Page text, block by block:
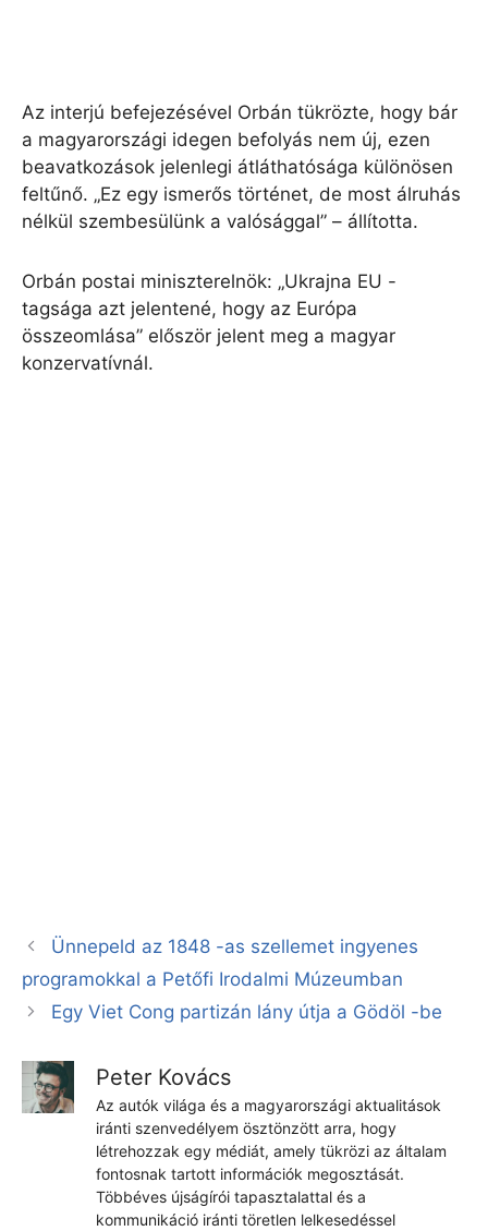
Az interjú befejezésével Orbán tükrözte, hogy bár
a magyarországi idegen befolyás nem új, ezen
beavatkozások jelenlegi átláthatósága különösen
feltűnő. „Ez egy ismerős történet, de most álruhás
nélkül szembesülünk a valósággal” – állította.
Orbán postai miniszterelnök: „Ukrajna EU -
tagsága azt jelentené, hogy az Európa
összeomlása” először jelent meg a magyar
konzervatívnál.
Ünnepeld az 1848 -as szellemet ingyenes
programokkal a Petőfi Irodalmi Múzeumban
Egy Viet Cong partizán lány útja a Gödöl -be
Peter Kovács
Az autók világa és a magyarországi aktualitások
iránti szenvedélyem ösztönzött arra, hogy
létrehozzak egy médiát, amely tükrözi az általam
fontosnak tartott információk megosztását.
Többéves újságírói tapasztalattal és a
kommunikáció iránti töretlen lelkesedéssel